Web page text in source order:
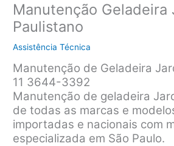
Manutenção Geladeira
Paulistano
Assistência Técnica
Manutenção de Geladeira
11 3644-3392
Manutenção de geladeira
de todas as marcas e
importadas e nacionais com
especializada em São Paulo.